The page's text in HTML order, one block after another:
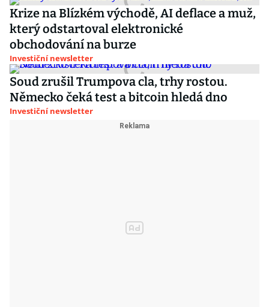
Krize na Blízkém východě, AI deflace a muž,
který odstartoval elektronické
obchodování na burze
Investiční newsletter
Soud zrušil Trumpova cla, trhy rostou.
Německo čeká test a bitcoin hledá dno
Investiční newsletter